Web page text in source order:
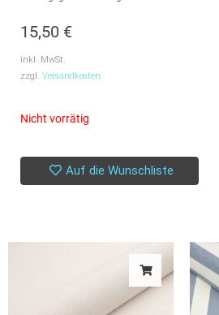
15,50 €
inkl. MwSt.
zzgl. Versandkosten
Nicht vorrätig
Auf die Wunschliste